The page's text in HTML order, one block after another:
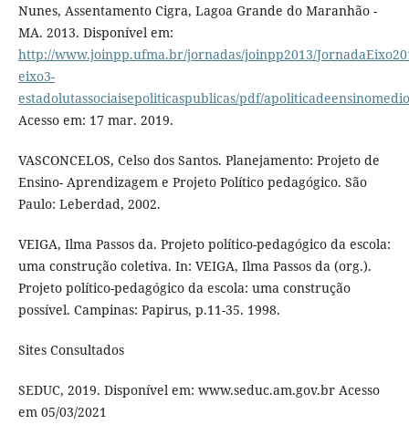
Nunes, Assentamento Cigra, Lagoa Grande do Maranhão -
MA. 2013. Disponível em:
http://www.joinpp.ufma.br/jornadas/joinpp2013/
eixo3-
estadolutassociaisepoliticaspublicas/pdf/
Acesso em: 17 mar. 2019.
VASCONCELOS, Celso dos Santos. Planejamento: Projeto de
Ensino- Aprendizagem e Projeto Político pedagógico. São
Paulo: Leberdad, 2002.
VEIGA, Ilma Passos da. Projeto político-pedagógico da escola:
uma construção coletiva. In: VEIGA, Ilma Passos da (org.).
Projeto político-pedagógico da escola: uma construção
possível. Campinas: Papirus, p.11-35. 1998.
Sites Consultados
SEDUC, 2019. Disponível em: www.seduc.am.gov.br Acesso
em 05/03/2021